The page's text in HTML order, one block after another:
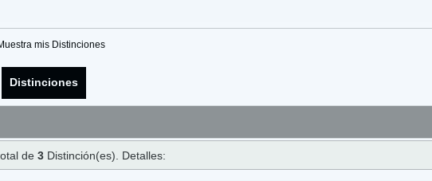
mis Distinciones
Distinciones
de 3Distinción(es). Detalles: